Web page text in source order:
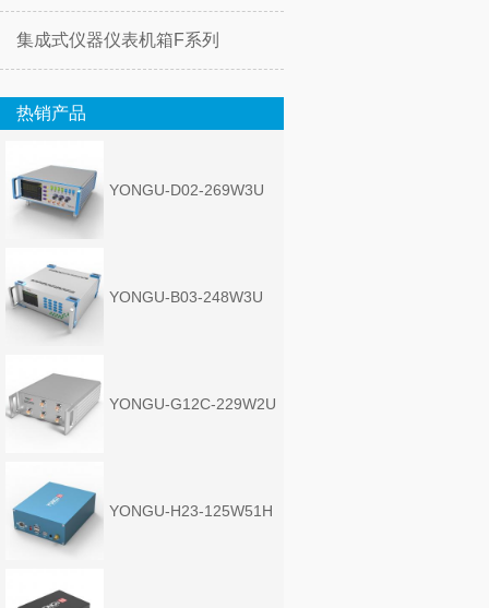
集成式仪器仪表机箱F系列
热销产品
YONGU-D02-269W3U
YONGU-B03-248W3U
YONGU-G12C-229W2U
YONGU-H23-125W51H